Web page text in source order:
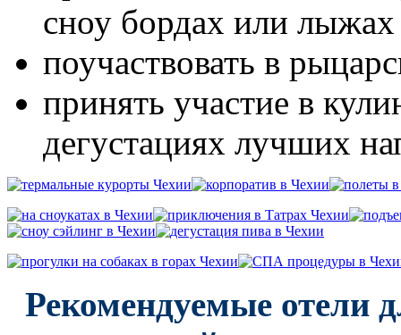
сноу бордах или лыжах
поучаствовать в
принять участие в
дегустациях лучших
Рекомендуемые отели